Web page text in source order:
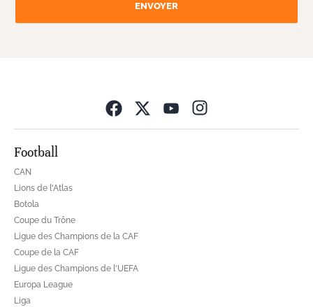
ENVOYER
Football
CAN
Lions de l'Atlas
Botola
Coupe du Trône
Ligue des Champions de la CAF
Coupe de la CAF
Ligue des Champions de l'UEFA
Europa League
Liga